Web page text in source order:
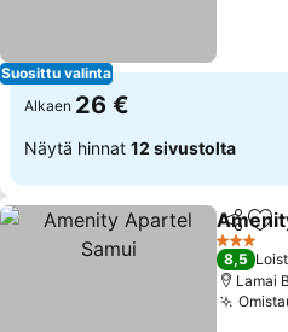
Suosittu valinta
Alkaen 26 €
Näytä hinnat 12 sivustolta
Jaa
3
8,5
Lamai